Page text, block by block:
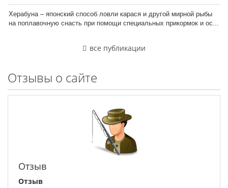
Херабуна – японский способ ловли карася и другой мирной рыбы
на поплавочную снасть при помощи специальных прикормок и ос...
все публикации
Отзывы о сайте
Отзыв
Отзыв